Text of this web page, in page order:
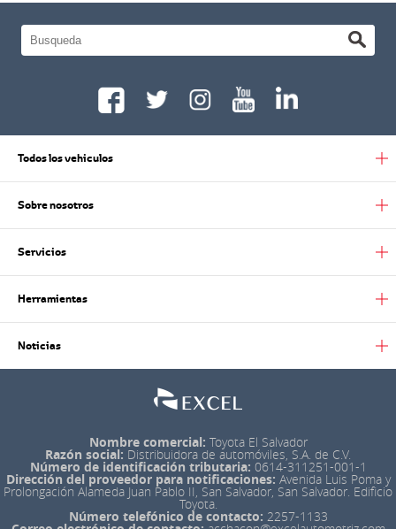
Todos los vehiculos
Sobre nosotros
Servicios
Herramientas
Noticias
Nombre comercial: Toyota El Salvador
Razón social: Distribuidora de automóviles, S.A. de C.V.
Número de identificación tributaria: 0614-311251-001-1
Dirección del proveedor para notificaciones: Avenida Luis Poma y
Prolongación Alameda Juan Pablo II, San Salvador, San Salvador. Edificio
Toyota.
Número telefónico de contacto: 2257-1133